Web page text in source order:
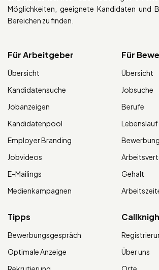
Möglichkeiten, geeignete Kandidaten und
Bereichen zu finden.
Für Arbeitgeber
Übersicht
Kandidatensuche
Jobanzeigen
Kandidatenpool
Employer Branding
Jobvideos
E-Mailings
Medienkampagnen
Für
Übersicht
Jobsuche
Berufe
Lebenslauf
Bewerbung
Gehalt
Tipps
Bewerbungsgespräch
Optimale Anzeige
Über uns